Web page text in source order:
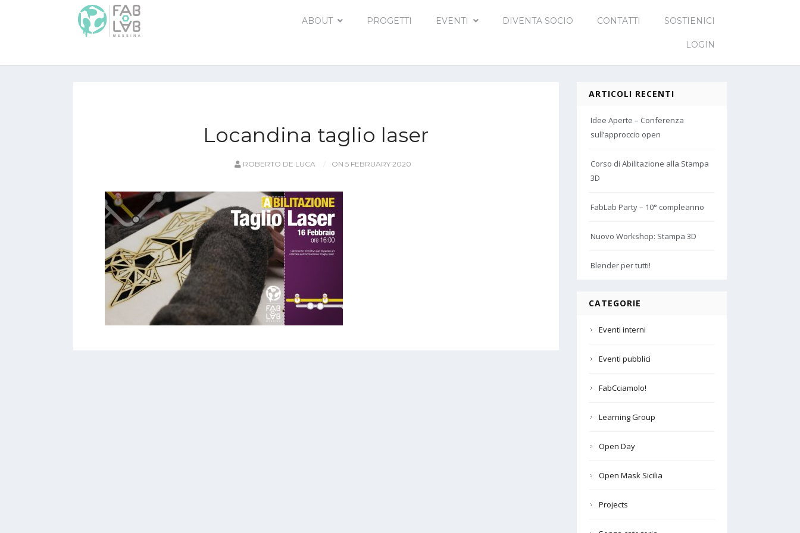
ABOUT PROGETTI EVENTI DIVENTA SOCIO CONTATTI SOSTIENICI
LOGIN
Locandina taglio laser
ROBERTO DE LUCA ON 5 FEBRUARY 2020
ARTICOLI RECENTI
Idee Aperte – Conferenza
sull’approccio open
Corso di Abilitazione alla Stampa
3D
FabLab Party – 10° compleanno
Nuovo Workshop: Stampa 3D
Blender per tutti!
CATEGORIE
Eventi interni
Eventi pubblici
FabCciamolo!
Learning Group
Open Day
Open Mask Sicilia
Projects